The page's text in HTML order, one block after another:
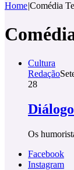
Home|Comédia
Cultura
Redação
28
Os
Facebook
Instagram